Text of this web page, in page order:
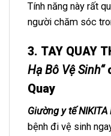
Tính năng này rất
người chăm sóc
3. TAY QUAY
Hạ Bô Vệ Sinh“
Quay
Giường y tế NIKITA
bệnh đi vệ sinh